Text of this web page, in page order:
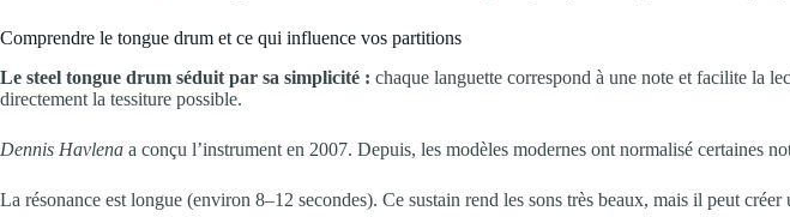
Comprendre le tongue drum et ce qui influence vos partitions
Le steel tongue drum séduit par sa simplicité : chaque languette correspond à une note et facilite la
directement la tessiture possible.
Dennis Havlena a conçu l’instrument en 2007. Depuis, les modèles modernes ont normalisé certaines
La résonance est longue (environ 8–12 secondes). Ce sustain rend les sons très beaux, mais il peut